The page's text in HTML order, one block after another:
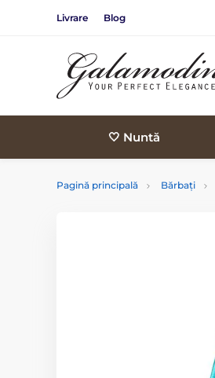
Livrare Blog
🤍 Nuntă
Pagină principală Bărbați